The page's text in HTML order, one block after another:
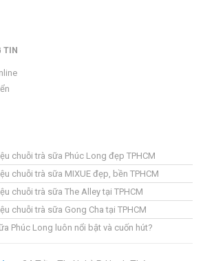
TIN
chuỗi trà sữa Phúc Long đẹp TPHCM
chuỗi trà sữa MIXUE đẹp, bền TPHCM
chuỗi trà sữa The Alley tại TPHCM
chuỗi trà sữa Gong Cha tại TPHCM
Phúc Long luôn nổi bật và cuốn hút?